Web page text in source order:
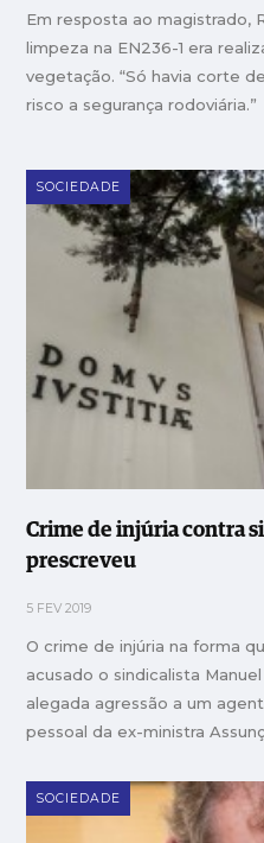
Em resposta ao magistrado,
limpeza na EN236-1 era
vegetação. “Só havia corte
risco a segurança rodoviária.”
SOCIEDADE
Crime de injúria contra
prescreveu
5 FEV 2019
O crime de injúria na forma
acusado o sindicalista
alegada agressão a um
pessoal da ex-ministra
SOCIEDADE